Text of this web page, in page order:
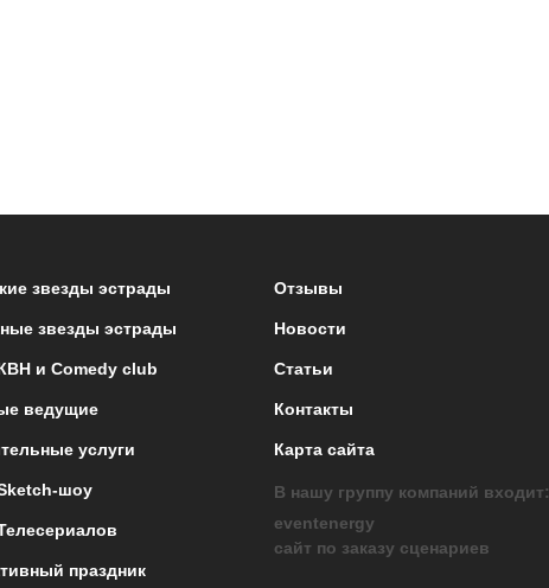
звезды эстрады
звезды эстрады
и Comedy club
ведущие
услуги
шоу
праздник
Отзывы
Новости
Статьи
Контакты
Карта сайта
В нашу группу компаний входит:
eventenergy
сайт по заказу сценариев